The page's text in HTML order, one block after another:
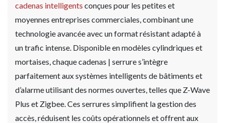
cadenas intelligents conçues pour les petites et
moyennes entreprises commerciales, combinant une
technologie avancée avec un format résistant adapté à
un trafic intense. Disponible en modèles cylindriques et
mortaises, chaque cadenas | serrure s’intègre
parfaitement aux systèmes intelligents de bâtiments et
d’alarme utilisant des normes ouvertes, telles que Z-Wave
Plus et Zigbee. Ces serrures simplifient la gestion des
accès, réduisent les coûts opérationnels et offrent aux